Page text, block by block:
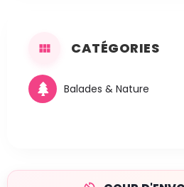
CATÉGORIES
Balades & Nature